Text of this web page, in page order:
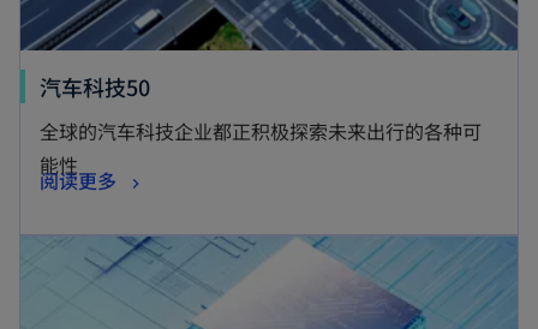
汽车科技50
全球的汽车科技企业都正积极探索未来出行的各种可
能性
阅读更多